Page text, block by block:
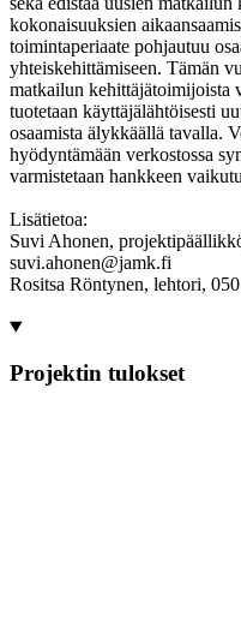
kokonaisuuksien
toimintaperiaate pohjautuu
yhteiskehittämiseen. Tämän
matkailun kehittäjätoimijoista
tuotetaan käyttäjälähtöisesti
osaamista älykkäällä tavalla.
hyödyntämään verkostossa
varmistetaan hankkeen
Lisätietoa:
Suvi Ahonen,
suvi.ahonen@jamk.fi
Rositsa Röntynen, lehtori,
Projektin tulokset